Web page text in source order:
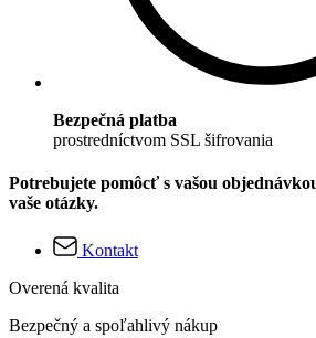
Bezpečná platba
prostredníctvom SSL šifrovania
Potrebujete pomôcť s vašou
vaše otázky.
Kontakt
Overená kvalita
Bezpečný a spoľahlivý nákup